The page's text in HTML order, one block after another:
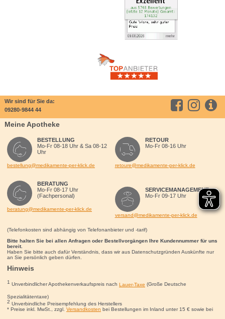
Wir sind für Sie da:
09280-9844 44
Meine Apotheke
BESTELLUNG
Mo-Fr 08-18 Uhr & Sa 08-12
Uhr
bestellung@medikamente-per-klick.de
BERATUNG
Mo-Fr 08-17 Uhr
(Fachpersonal)
beratung@medikamente-per-klick.de
RETOUR
Mo-Fr 08-16 Uhr
retoure@medikamente-per-klick.de
SERVICEMANAGEMENT
Mo-Fr 09-17 Uhr
versand@medikamente-per-klick.de
(Telefonkosten sind abhängig von Telefonanbieter und -tarif)
Bitte halten Sie bei allen Anfragen oder Bestellvorgängen Ihre Kundennummer für uns
bereit.
Haben Sie bitte auch dafür Verständnis, dass wir aus Datenschutzgründen Auskünfte nur
an Sie persönlich geben dürfen.
Hinweis
1 Unverbindlicher Apothekenverkaufspreis nach Lauer-Taxe (Große Deutsche
Spezialitätentaxe)
2 Unverbindliche Preisempfehlung des Herstellers
* Preise inkl. MwSt., zzgl. Versandkosten bei Bestellungen im Inland unter 15 €sowie bei